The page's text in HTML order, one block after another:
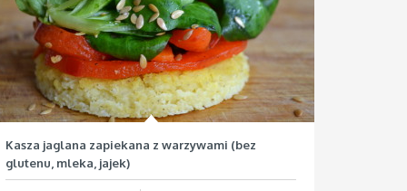
Kasza jaglana zapiekana z warzywami (bez
glutenu, mleka, jajek)